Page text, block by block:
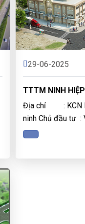
29-06-2025
TTTM NINH
Địa chỉ : KCN
ninh Chủ đầu tư :